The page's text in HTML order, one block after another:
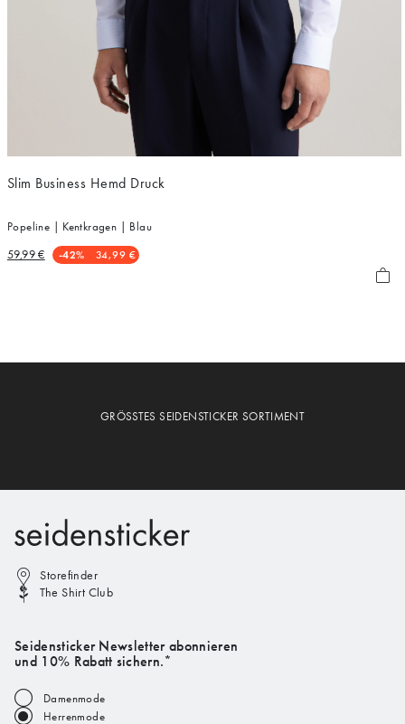
Slim Business Hemd Druck
Popeline | Kentkragen | Blau
-42% 34,99 €
59,99 €
GRÖSSTES SEIDENSTICKER SORTIMENT
Storefinder
The Shirt Club
Seidensticker Newsletter abonnieren
und 10% Rabatt sichern.*
Damenmode
Herrenmode